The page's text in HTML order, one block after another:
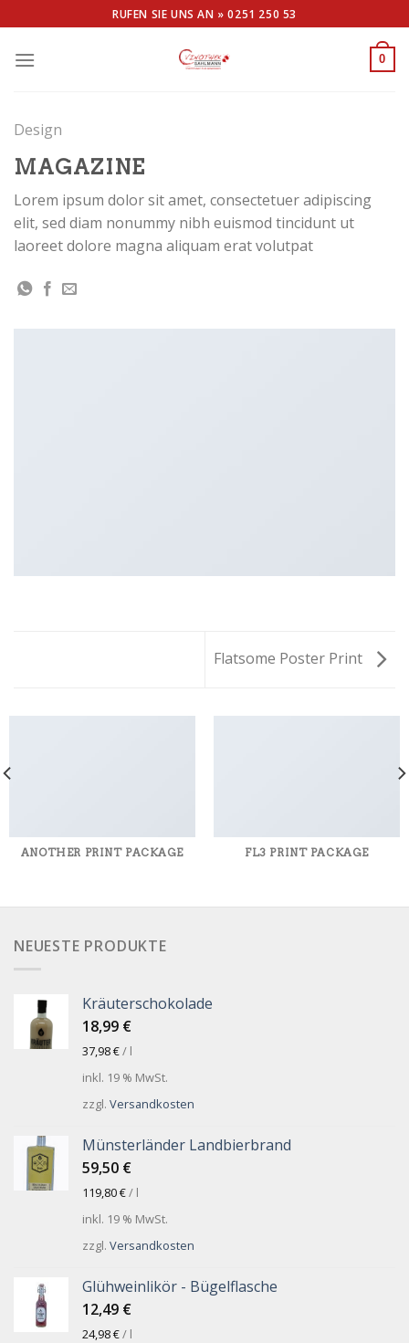
to
content
RUFEN SIE UNS AN »0251 250 53
0
Design
MAGAZINE
Lorem ipsum dolor sit amet, consectetuer adipiscing
elit, sed diam nonummy nibh euismod tincidunt ut
laoreet dolore magna aliquam erat volutpat
Flatsome Poster Print
ANOTHER PRINT PACKAGE FL3 PRINT PACKAGE
NEUESTE PRODUKTE
Kräuterschokolade
18,99 €
37,98€/ l
inkl. 19 % MwSt.
zzgl. Versandkosten
Münsterländer Landbierbrand
59,50 €
119,80€/ l
inkl. 19 % MwSt.
zzgl. Versandkosten
Glühweinlikör - Bügelflasche
12,49 €
24,98€/ l